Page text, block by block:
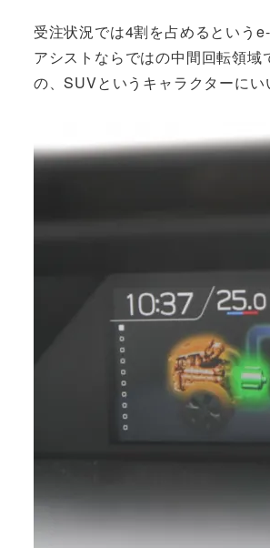
受注状況では4割を占めるという
アシストならではの中間回転領
の、SUVというキャラクターにい